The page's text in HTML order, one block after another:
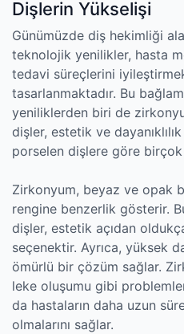
Dişlerin Yükselişi
Günümüzde diş hekimliği
teknolojik yenilikler, hasta
tedavi süreçlerini
tasarlanmaktadır. Bu
yeniliklerden biri de
dişler, estetik ve
porselen dişlere göre birçok
Zirkonyum, beyaz ve opak
rengine benzerlik gösterir.
dişler, estetik açıdan
seçenektir. Ayrıca, yüksek
ömürlü bir çözüm sağlar.
leke oluşumu gibi
da hastaların daha uzun
olmalarını sağlar.